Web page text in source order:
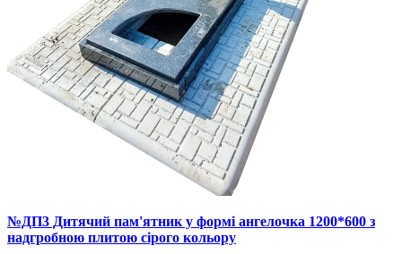
№ДП3 Дитячий пам'ятник у формі ангелочка 1200*600 з
надгробною плитою сірого кольору